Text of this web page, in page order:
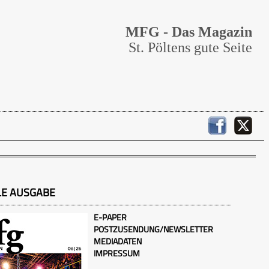
MFG - Das Magazin
St. Pöltens gute Seite
AUSGABE
E-PAPER
POSTZUSENDUNG/NEWSLETTER
MEDIADATEN
IMPRESSUM